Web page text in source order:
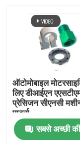
इंजीनियरिंग प्लास्टिक
मोटरसाइकिल स्पेयर
प्लैनेटरी गियर
ऑटोमोबाइल
लिए डीआईएन
प्रेसिजन सीएनसी
पार्ट्स
सबसे अच्छी